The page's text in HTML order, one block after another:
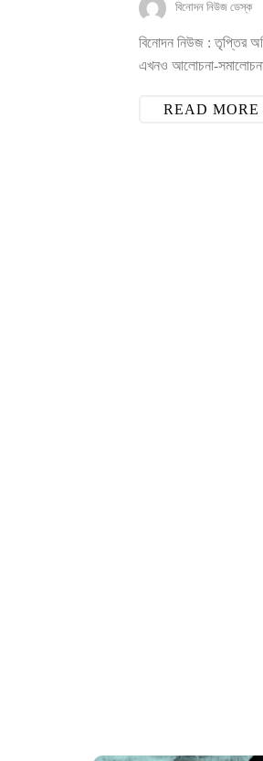
বিনোদন নিউজ ডেস্ক
বিনোদন নিউজ : তৃপ্তির
এখনও আলোচনা-সমালোচনা
READ MORE